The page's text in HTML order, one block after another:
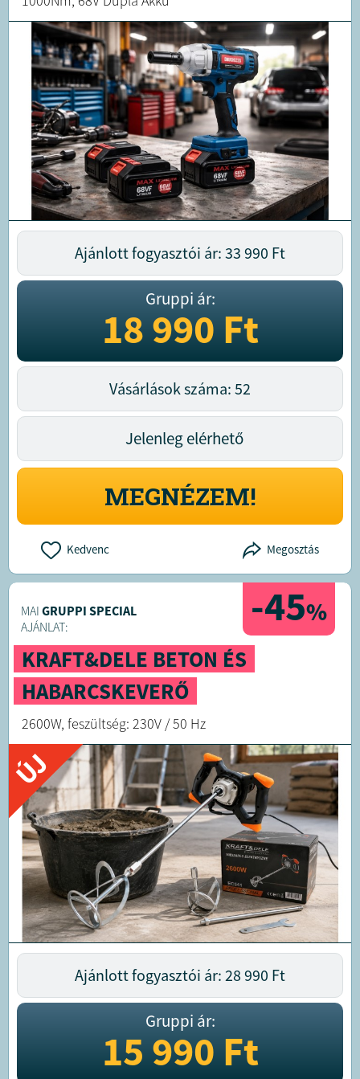
Ajánlott fogyasztói ár: 33 990 Ft
Gruppi ár:
18 990Ft
Vásárlások száma: 52
Jelenleg elérhető
MEGNÉZEM!
Kedvenc Megosztás
-45%
MAI GRUPPI SPECIAL
AJÁNLAT:
KRAFT&DELE BETON ÉS
HABARCSKEVERŐ
2600W, feszültség: 230V / 50 Hz
ÚJ
Ajánlott fogyasztói ár: 28 990 Ft
Gruppi ár:
15 990Ft